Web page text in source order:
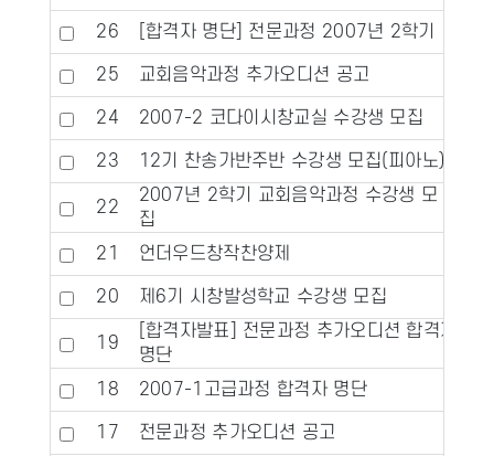
26 [합격자 명단] 전문과정 2007년 2학기
25 교회음악과정 추가오디션 공고
24 2007-2 코다이시창교실 수강생 모집
23 12기 찬송가반주반 수강생 모집(피아노)
22
2007년 2학기 교회음악과정 수강생 모
집
21
언더우드창작찬양제
20 제6기 시창발성학교 수강생 모집
19
[합격자발표] 전문과정 추가오디션 합격자
명단
18
2007-1고급과정 합격자 명단
17 전문과정 추가오디션 공고